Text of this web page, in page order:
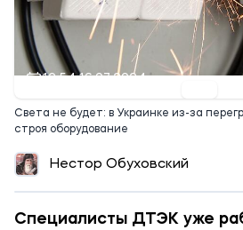
12:54 16.07.2024
Света не будет: в Украинке из-за
строя оборудование
Нестор Обуховский
Специалисты ДТЭК уже